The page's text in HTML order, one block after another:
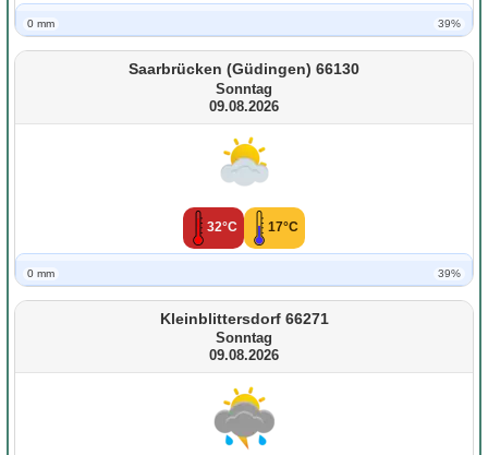
0 mm 39%
Saarbrücken (Güdingen) 66130
Sonntag
09.08.2026
32°C 17°C
0 mm 39%
Kleinblittersdorf 66271
Sonntag
09.08.2026